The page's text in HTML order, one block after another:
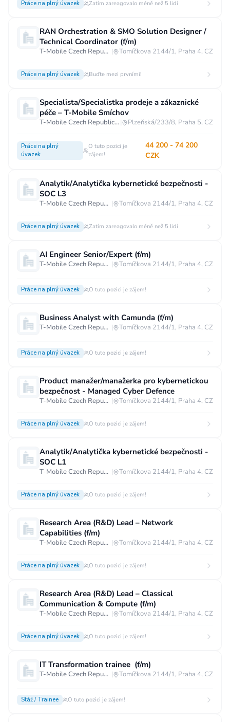
Práce na plný úvazek Zatím zareagovalo méně než 5 lidí
RAN Orchestration & SMO Solution Designer /
Technical Coordinator (f/m)
T-Mobile Czech Republic a.s. | Tomíčkova 2144/1, Praha 4, CZ
Práce na plný úvazek Buďte mezi prvními!
Specialista/Specialistka prodeje a zákaznické
péče – T-Mobile Smíchov
T-Mobile Czech Republic a.s.| Plzeňská/233/8, Praha 5, CZ
Práce na plný
úvazek
O tuto pozici je
zájem!
44 200 - 74 200
CZK
Analytik/Analytička kybernetické bezpečnosti -
SOC L3
T-Mobile Czech Republic a.s. | Tomíčkova 2144/1, Praha 4, CZ
Práce na plný úvazek Zatím zareagovalo méně než 5 lidí
AI Engineer Senior/Expert (f/m)
T-Mobile Czech Republic a.s. | Tomíčkova 2144/1, Praha 4, CZ
Práce na plný úvazek O tuto pozici je zájem!
Business Analyst with Camunda (f/m)
T-Mobile Czech Republic a.s. | Tomíčkova 2144/1, Praha 4, CZ
Práce na plný úvazek O tuto pozici je zájem!
Product manažer/manažerka pro kybernetickou
bezpečnost - Managed Cyber Defence
T-Mobile Czech Republic a.s. | Tomíčkova 2144/1, Praha 4, CZ
Práce na plný úvazek O tuto pozici je zájem!
Analytik/Analytička kybernetické bezpečnosti -
SOC L1
T-Mobile Czech Republic a.s. | Tomíčkova 2144/1, Praha 4, CZ
Práce na plný úvazek O tuto pozici je zájem!
Research Area (R&D) Lead – Network
Capabilities (f/m)
T-Mobile Czech Republic a.s. | Tomíčkova 2144/1, Praha 4, CZ
Práce na plný úvazek O tuto pozici je zájem!
Research Area (R&D) Lead – Classical
Communication & Compute (f/m)
T-Mobile Czech Republic a.s. | Tomíčkova 2144/1, Praha 4, CZ
Práce na plný úvazek O tuto pozici je zájem!
IT Transformation trainee (f/m)
T-Mobile Czech Republic a.s. | Tomíčkova 2144/1, Praha 4, CZ
Stáž / Trainee O tuto pozici je zájem!